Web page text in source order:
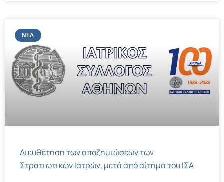
ΝΈΑ
Διευθέτηση των αποζημιώσεων των
Στρατιωτικών Ιατρών, μετά από αίτημα του ΙΣΑ